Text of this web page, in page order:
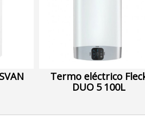
Termo eléctrico
DUO 5 100L